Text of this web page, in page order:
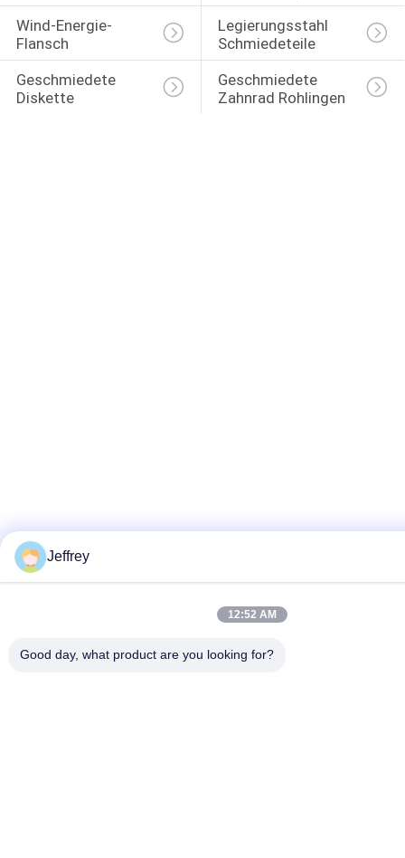
Wind-Energie-
Flansch
Legierungsstahl
Schmiedeteile
Geschmiedete
Diskette
Geschmiedete
Zahnrad Rohlingen
Jeffrey
12:52 AM
Good day, what product are you looking for?